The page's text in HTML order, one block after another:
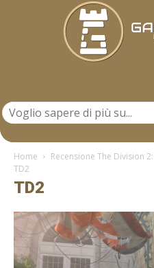
Home
Recensione The Division
TD2
TD2